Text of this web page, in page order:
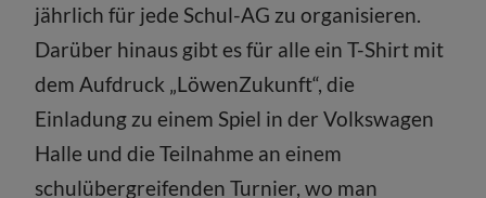
jährlich für jede Schul-AG zu organisieren.
Darüber hinaus gibt es für alle ein T-Shirt mit
dem Aufdruck „LöwenZukunft“, die
Einladung zu einem Spiel in der Volkswagen
Halle und die Teilnahme an einem
schulübergreifenden Turnier, wo man